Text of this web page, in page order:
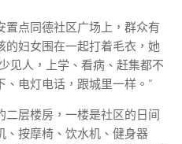
置点同德社区广场上，群众有
的妇女围在一起打着毛衣，她
见人，上学、看病、赶集都不
电灯电话，跟城里一样。”
二层楼房，一楼是社区的日间
、按摩椅、饮水机、健身器